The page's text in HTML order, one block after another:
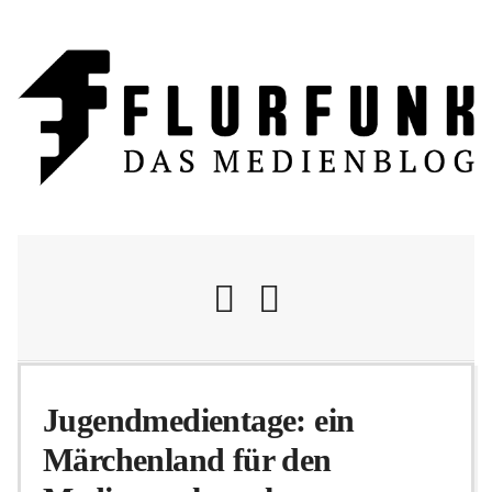
Nachrichten
Flurschelte
Jugendmedientage: ein
Märchenland für den